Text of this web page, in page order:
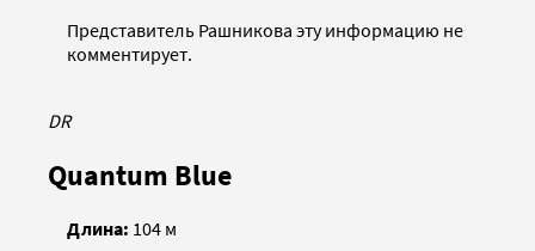
Представитель Рашникова эту информацию не
комментирует.
DR
Quantum Blue
Длина: 104 м